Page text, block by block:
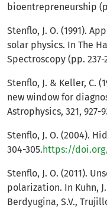
bioentrepreneurship
Stenflo, J. O. (1991).
solar physics. In The
Spectroscopy (pp. 237-
Stenflo, J. & Keller, C.
new window for
Astrophysics, 321, 927-
Stenflo, J. O. (2004).
304-305.https://
Stenflo, J. O. (2011).
polarization. In Kuhn,
Berdyugina, S.V.,